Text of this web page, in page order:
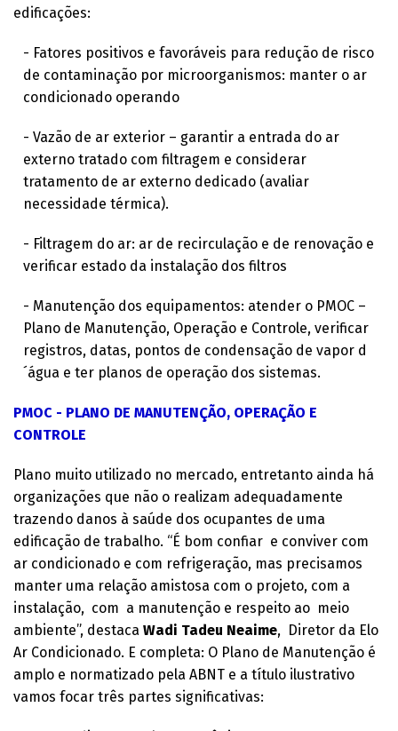
edificações:
- Fatores positivos e favoráveis para redução de risco
de contaminação por microorganismos: manter o ar
condicionado operando
- Vazão de ar exterior – garantir a entrada do ar
externo tratado com filtragem e considerar
tratamento de ar externo dedicado (avaliar
necessidade térmica).
- Filtragem do ar: ar de recirculação e de renovação e
verificar estado da instalação dos filtros
- Manutenção dos equipamentos: atender o PMOC –
Plano de Manutenção, Operação e Controle, verificar
registros, datas, pontos de condensação de vapor d
´água e ter planos de operação dos sistemas.
PMOC - PLANO DE MANUTENÇÃO, OPERAÇÃO E
CONTROLE
Plano muito utilizado no mercado, entretanto ainda há
organizações que não o realizam adequadamente
trazendo danos à saúde dos ocupantes de uma
edificação de trabalho. “É bom confiar e conviver com
ar condicionado e com refrigeração, mas precisamos
manter uma relação amistosa com o projeto, com a
instalação, com a manutenção e respeito ao meio
ambiente”, destaca Wadi Tadeu Neaime, Diretor da Elo
Ar Condicionado. E completa: O Plano de Manutenção é
amplo e normatizado pela ABNT e a título ilustrativo
vamos focar três partes significativas: